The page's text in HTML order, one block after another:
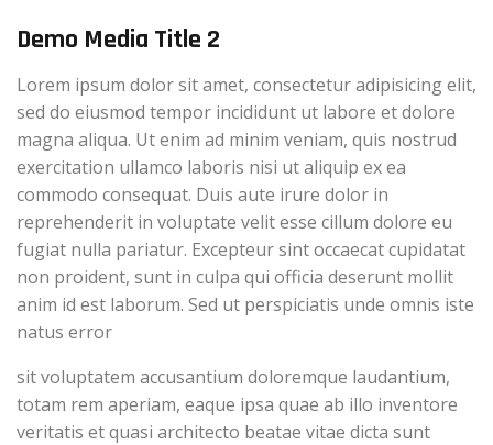
Demo Media Title 2
Lorem ipsum dolor sit amet, consectetur adipisicing elit,
sed do eiusmod tempor incididunt ut labore et dolore
magna aliqua. Ut enim ad minim veniam, quis nostrud
exercitation ullamco laboris nisi ut aliquip ex ea
commodo consequat. Duis aute irure dolor in
reprehenderit in voluptate velit esse cillum dolore eu
fugiat nulla pariatur. Excepteur sint occaecat cupidatat
non proident, sunt in culpa qui officia deserunt mollit
anim id est laborum. Sed ut perspiciatis unde omnis iste
natus error
sit voluptatem accusantium doloremque laudantium,
totam rem aperiam, eaque ipsa quae ab illo inventore
veritatis et quasi architecto beatae vitae dicta sunt